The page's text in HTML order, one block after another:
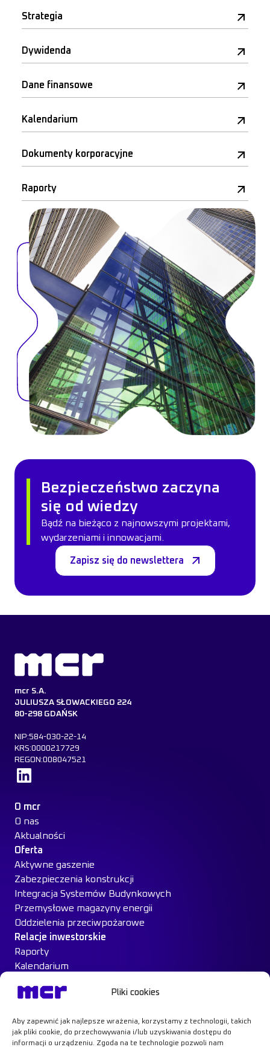
Pliki cookies
Aby zapewnić jak najlepsze wrażenia, korzystamy z technologii, takich
jak pliki cookie, do przechowywania i/lub uzyskiwania dostępu do
informacji o urządzeniu. Zgoda na te technologie pozwoli nam
Strategia
Dywidenda
Dane finansowe
Kalendarium
Dokumenty korporacyjne
Raporty
Bezpieczeństwo zaczyna
się od wiedzy
Bądź na bieżąco z najnowszymi projektami,
wydarzeniami i innowacjami.
Zapisz się do newslettera
mcr S.A.
JULIUSZA SŁOWACKIEGO 224
80-298 GDAŃSK
NIP:584-030-22-14
KRS:0000217729
REGON:008047521
O mcr
O nas
Aktualności
Oferta
Aktywne gaszenie
Zabezpieczenia konstrukcji
Integracja Systemów Budynkowych
Przemysłowe magazyny energii
Oddzielenia przeciwpożarowe
Relacje inwestorskie
Raporty
Kalendarium
Materiały inwestorskie
Case Study
Kontakt